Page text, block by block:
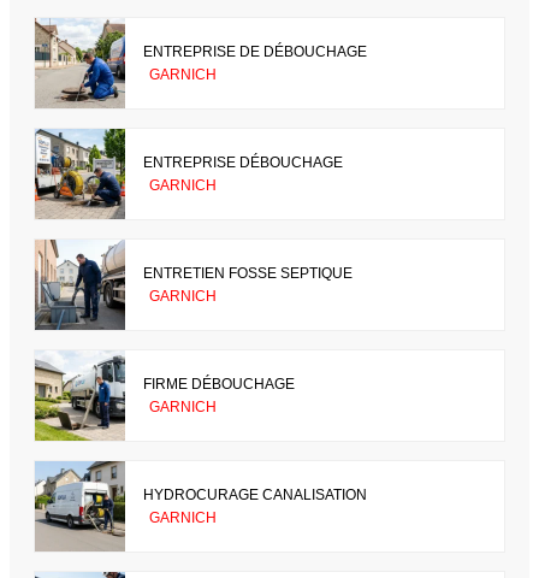
ENTREPRISE DE DÉBOUCHAGE
GARNICH
ENTREPRISE DÉBOUCHAGE
GARNICH
ENTRETIEN FOSSE SEPTIQUE
GARNICH
FIRME DÉBOUCHAGE
GARNICH
HYDROCURAGE CANALISATION
GARNICH